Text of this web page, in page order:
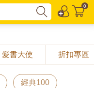
0
愛書大使 折扣專區
經典100